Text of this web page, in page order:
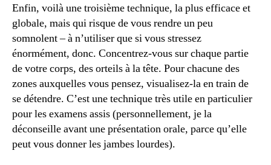
Enfin, voilà une troisième technique, la plus efficace et
globale, mais qui risque de vous rendre un peu
somnolent – à n’utiliser que si vous stressez
énormément, donc. Concentrez-vous sur chaque partie
de votre corps, des orteils à la tête. Pour chacune des
zones auxquelles vous pensez, visualisez-la en train de
se détendre. C’est une technique très utile en particulier
pour les examens assis (personnellement, je la
déconseille avant une présentation orale, parce qu’elle
peut vous donner les jambes lourdes).